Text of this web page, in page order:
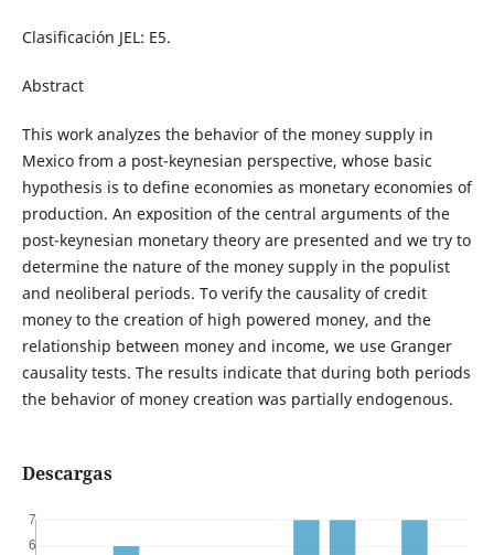
Clasificación JEL: E5.
Abstract
This work analyzes the behavior of the money supply in
Mexico from a post-keynesian perspective, whose basic
hypothesis is to define economies as monetary economies of
production. An exposition of the central arguments of the
post-keynesian monetary theory are presented and we try to
determine the nature of the money supply in the populist
and neoliberal periods. To verify the causality of credit
money to the creation of high powered money, and the
relationship between money and income, we use Granger
causality tests. The results indicate that during both periods
the behavior of money creation was partially endogenous.
Descargas